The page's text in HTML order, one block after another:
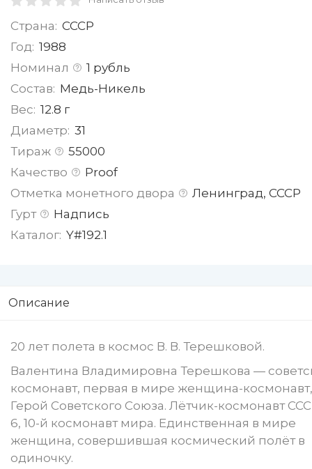
Страна: СССР
Год: 1988
Номинал
1 рубль
Состав: Медь-Никель
Вес: 12.8 г
Диаметр: 31
Тираж
55000
Качество
Proof
Отметка монетного двора
Ленинград, СССР
Гурт
Надпись
Каталог: Y#192.1
Описание
20 лет полета в космос В. В. Терешковой.
Валентина Владимировна Терешкова —
космонавт, первая в мире женщина-космонавт,
Герой Советского Союза. Лётчик-космонавт
6, 10-й космонавт мира. Единственная в мире
женщина, совершившая космический полёт в
одиночку.